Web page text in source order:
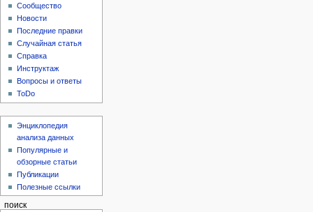
Сообщество
Новости
Последние правки
Случайная статья
Справка
Инструктаж
Вопросы и ответы
ToDo
Энциклопедия
анализа данных
Популярные и
обзорные статьи
Публикации
Полезные ссылки
поиск